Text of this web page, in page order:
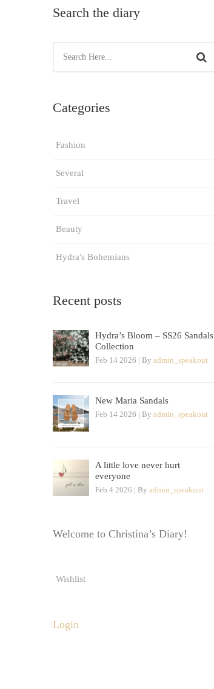
Search the diary
Categories
Fashion
Several
Travel
Beauty
Hydra's Bohemians
Recent posts
Hydra’s Bloom – SS26 Sandals
Collection
Feb 14 2026 | By admin_speakout
New Maria Sandals
Feb 14 2026 | By admin_speakout
A little love never hurt
everyone
Feb 4 2026 | By admin_speakout
Welcome to Christina’s Diary!
Wishlist
Login